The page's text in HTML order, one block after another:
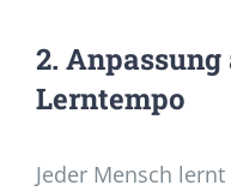
2.
Lerntempo
Jeder Mensch